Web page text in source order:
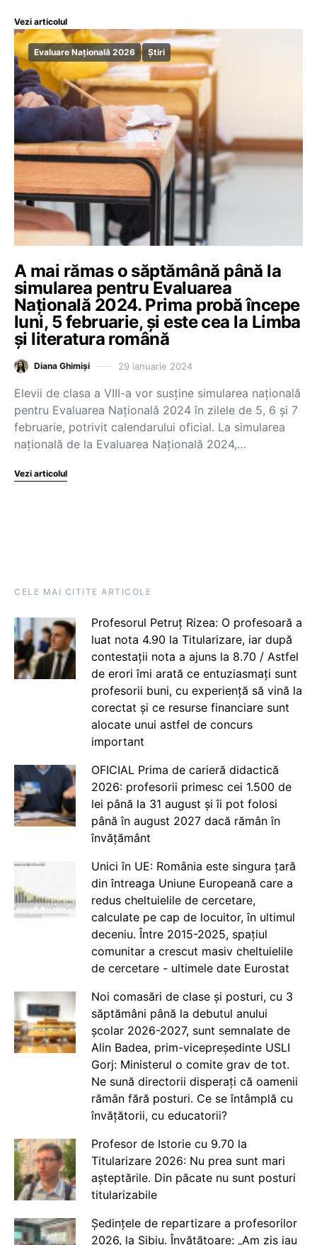
Vezi articolul
Evaluare Națională 2026 Știri
A mai rămas o săptămână până la
simularea pentru Evaluarea
Națională 2024. Prima probă începe
luni, 5 februarie, și este cea la Limba
și literatura română
Diana Ghimiși 29 ianuarie 2024
Elevii de clasa a VIII-a vor susține simularea națională
pentru Evaluarea Națională 2024 în zilele de 5, 6 și 7
februarie, potrivit calendarului oficial. La simularea
națională de la Evaluarea Națională 2024,…
Vezi articolul
CELE MAI CITITE ARTICOLE
Profesorul Petruț Rizea: O profesoară a
luat nota 4.90 la Titularizare, iar după
contestații nota a ajuns la 8.70 / Astfel
de erori îmi arată ce entuziasmați sunt
profesorii buni, cu experiență să vină la
corectat și ce resurse financiare sunt
alocate unui astfel de concurs
important
OFICIAL Prima de carieră didactică
2026: profesorii primesc cei 1.500 de
lei până la 31 august și îi pot folosi
până în august 2027 dacă rămân în
învățământ
Unici în UE: România este singura țară
din întreaga Uniune Europeană care a
redus cheltuielile de cercetare,
calculate pe cap de locuitor, în ultimul
deceniu. Între 2015-2025, spațiul
comunitar a crescut masiv cheltuielile
de cercetare - ultimele date Eurostat
Noi comasări de clase și posturi, cu 3
săptămâni până la debutul anului
școlar 2026-2027, sunt semnalate de
Alin Badea, prim-vicepreședinte USLI
Gorj: Ministerul o comite grav de tot.
Ne sună directorii disperați că oamenii
rămân fără posturi. Ce se întâmplă cu
învățătorii, cu educatorii?
Profesor de Istorie cu 9.70 la
Titularizare 2026: Nu prea sunt mari
așteptările. Din păcate nu sunt posturi
titularizabile
Ședințele de repartizare a profesorilor
2026, la Sibiu. Învățătoare: „Am zis iau